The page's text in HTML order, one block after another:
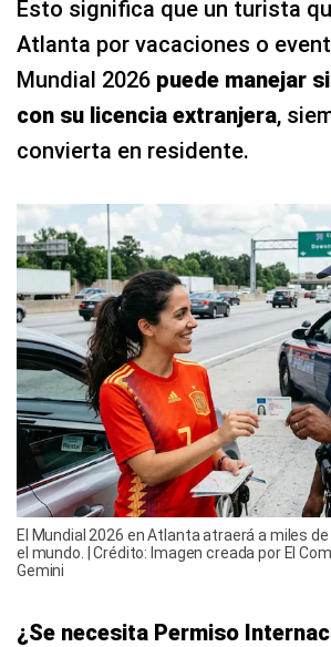
Esto significa que un turista
Atlanta por vacaciones o
Mundial 2026 puede manejar
con su licencia extranjera,
convierta en residente.
El Mundial 2026 en Atlanta atraerá a miles
el mundo. | Crédito: Imagen creada por El
Gemini
¿Se necesita Permiso